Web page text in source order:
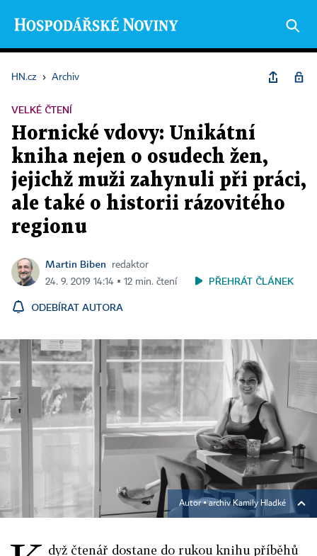
HN.cz › Archiv
VELKÉ ČTENÍ
Hornické vdovy: Unikátní
kniha nejen o osudech žen,
jejichž muži zahynuli při práci,
ale také o historii rázovitého
regionu
Martin Biben
redaktor
24. 9. 2019 14:14 ▪ 12 min. čtení
PŘEHRÁT ČLÁNEK
ODEBÍRAT AUTORA
Autor ▪archiv Kamily Hladké
dyž čtenář dostane do rukou knihu příběhů